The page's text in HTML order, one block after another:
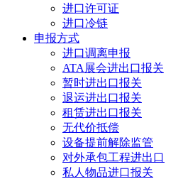
进口许可证
进口冷链
申报方式
进口调离申报
ATA展会进出口报关
暂时进出口报关
退运进出口报关
租赁进出口报关
无代价抵偿
设备提前解除监管
对外承包工程进出口
私人物品进口报关